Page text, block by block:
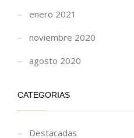
enero 2021
noviembre 2020
agosto 2020
CATEGORIAS
Destacadas